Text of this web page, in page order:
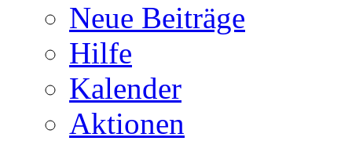
Neue Beiträge
Hilfe
Kalender
Aktionen